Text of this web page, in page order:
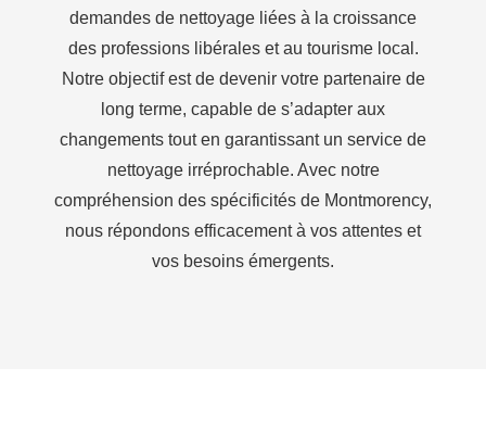
demandes de nettoyage liées à la croissance
des professions libérales et au tourisme local.
Notre objectif est de devenir votre partenaire de
long terme, capable de s’adapter aux
changements tout en garantissant un service de
nettoyage irréprochable. Avec notre
compréhension des spécificités de Montmorency,
nous répondons efficacement à vos attentes et
vos besoins émergents.